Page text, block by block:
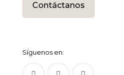
Contáctanos
Síguenos en: